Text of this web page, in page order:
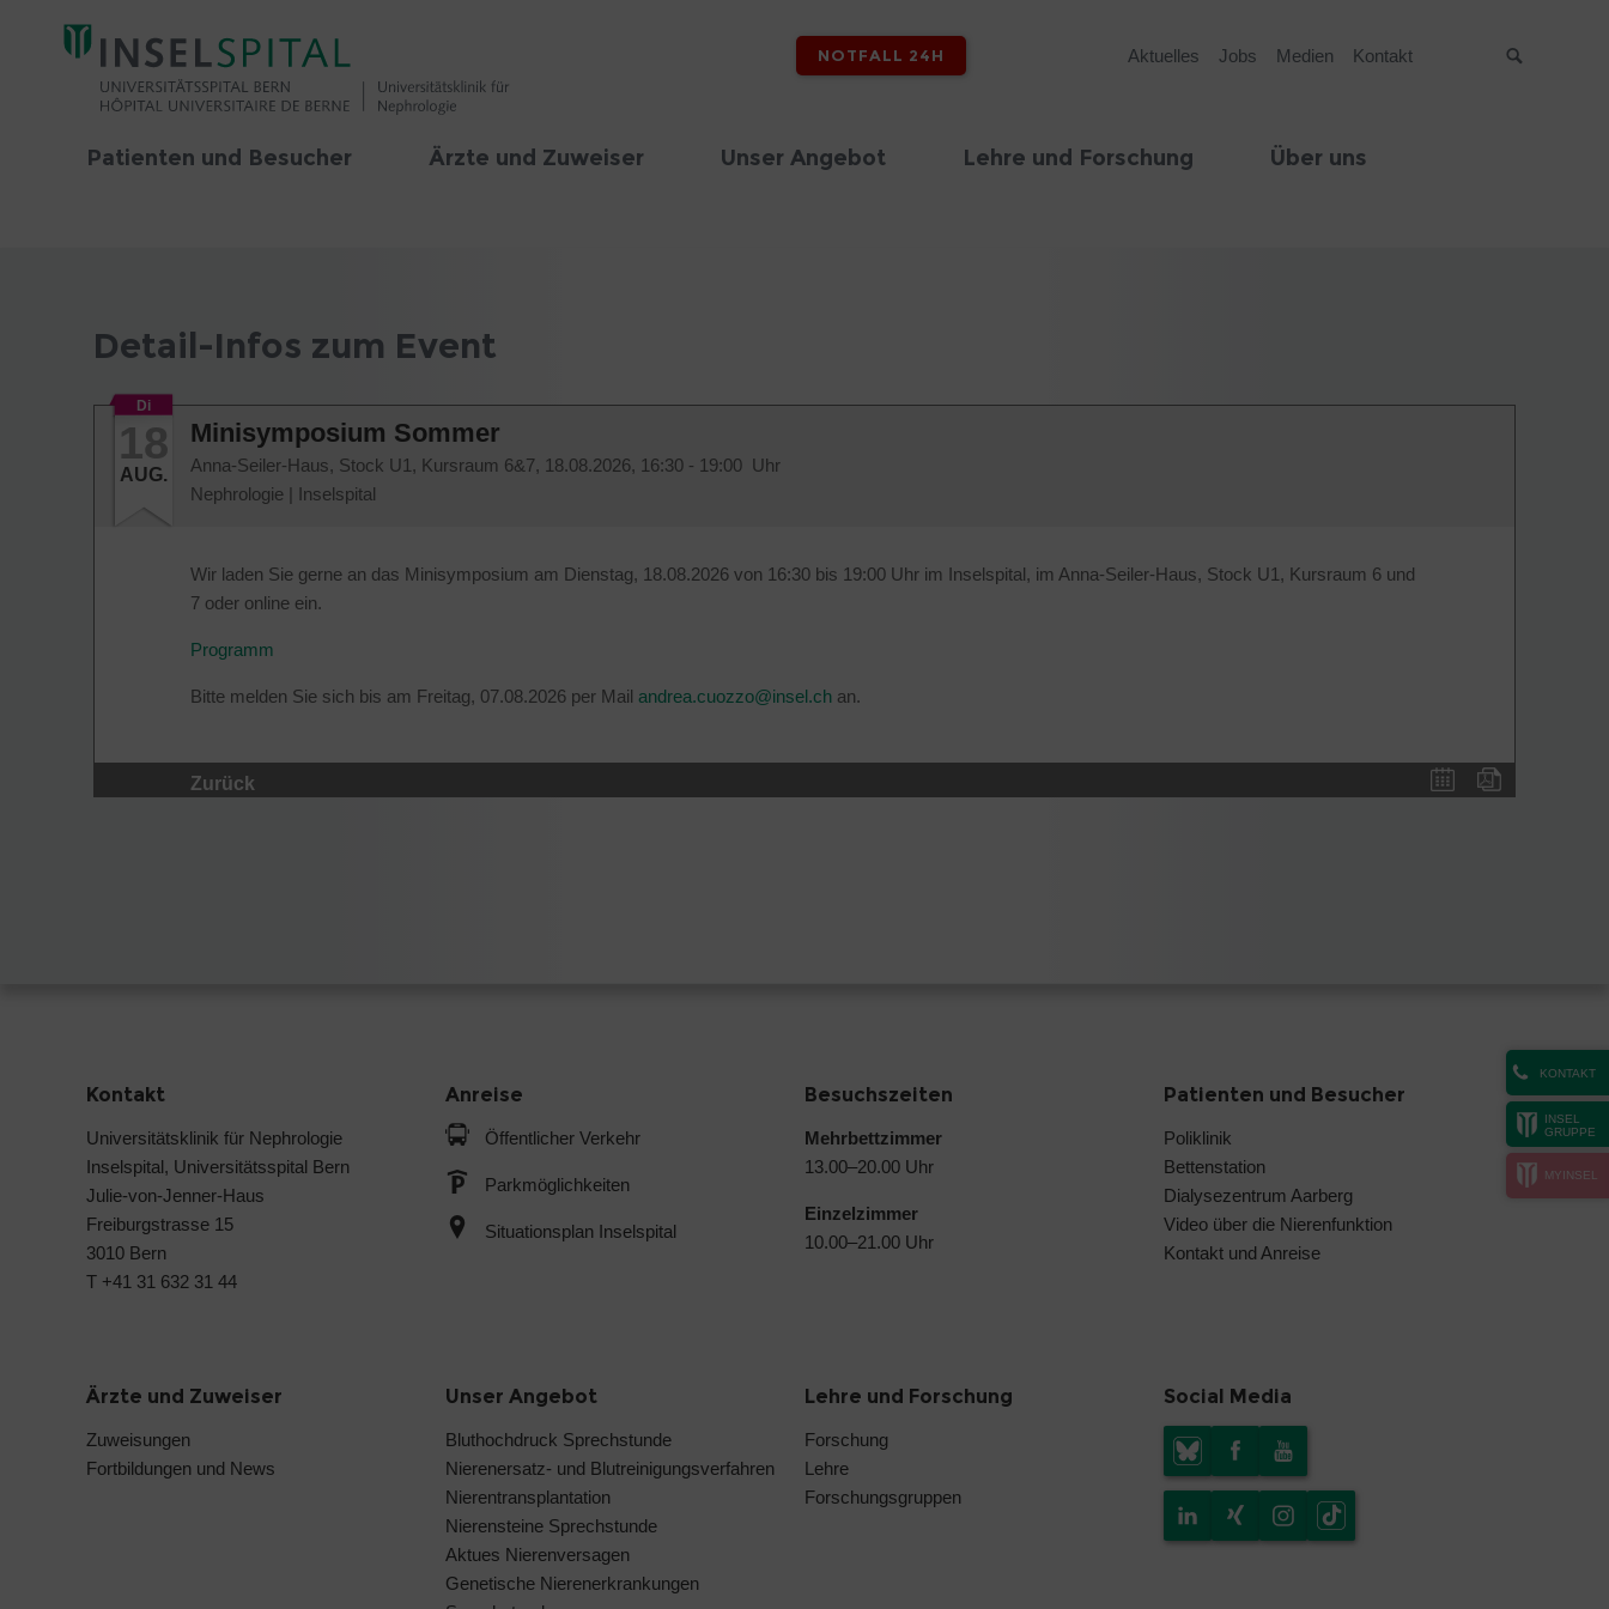
NOTFALL 24H Aktuelles Jobs Medien Kontakt
Patienten und Besucher Ärzte und Zuweiser Unser Angebot Lehre und Forschung Über uns
KONTAKT
INSEL
GRUPPE
MYINSEL
Detail-Infos zum Event
Di
18
AUG.
Minisymposium Sommer
Anna-Seiler-Haus, Stock U1, Kursraum 6&7, 18.08.2026, 16:30 - 19:00 Uhr
Nephrologie | Inselspital
Wir laden Sie gerne an das Minisymposium am Dienstag, 18.08.2026 von 16:30 bis 19:00 Uhr im Inselspital, im Anna-Seiler-Haus, Stock U1, Kursraum 6 und
7 oder online ein.
Programm
Bitte melden Sie sich bis am Freitag, 07.08.2026 per Mail andrea.cuozzo@insel.ch an.
Zurück
Kontakt
Universitätsklinik für Nephrologie
Inselspital, Universitätsspital Bern
Julie-von-Jenner-Haus
Freiburgstrasse 15
3010 Bern
T +41 31 632 31 44
Anreise
Öffentlicher Verkehr
Parkmöglichkeiten
Situationsplan Inselspital
Besuchszeiten
Mehrbettzimmer
13.00–20.00 Uhr
Einzelzimmer
10.00–21.00 Uhr
Patienten und Besucher
Poliklinik
Bettenstation
Dialysezentrum Aarberg
Video über die Nierenfunktion
Kontakt und Anreise
Ärzte und Zuweiser
Zuweisungen
Fortbildungen und News
Unser Angebot
Bluthochdruck Sprechstunde
Nierenersatz- und Blutreinigungsverfahren
Nierentransplantation
Nierensteine Sprechstunde
Aktues Nierenversagen
Genetische Nierenerkrankungen
Lehre und Forschung
Forschung
Lehre
Forschungsgruppen
Social Media